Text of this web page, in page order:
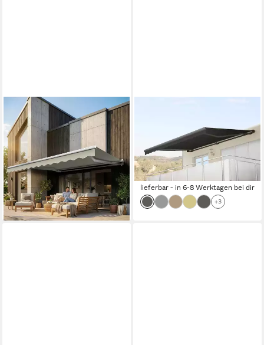
ECLIPSE
Halbkassettenmarkise
Kassettenmarkise Eclipse
Standard elektrisch 2,5x2m
ab 589,00 €
lieferbar - in 4-5 Werktagen bei dir
4,5x3-V Elektrische
Kassetten-Markise, Winkel
0°-22° stufenlos einstellbar
1.062,99 €
lieferbar - in 6-8 Werktagen bei dir
+3